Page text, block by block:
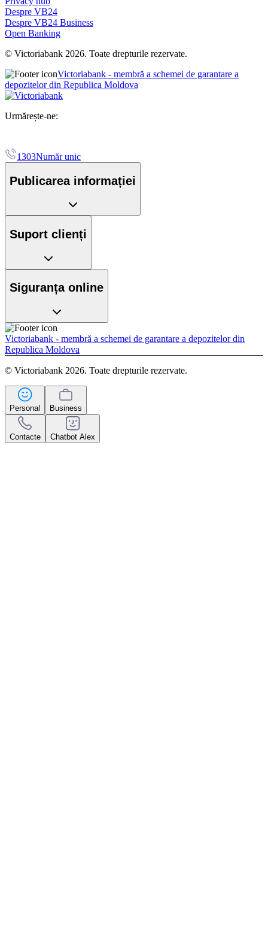
Despre VB24
Despre VB24 Business
Open Banking
© Victoriabank 2026. Toate drepturile rezervate.
Victoriabank - membră a schemei de garantare a
depozitelor din Republica Moldova
Urmărește-ne:
1303Număr unic
Publicarea informației
Suport clienți
Siguranța online
Victoriabank - membră a schemei de garantare a depozitelor din
Republica Moldova
© Victoriabank 2026. Toate drepturile rezervate.
Personal Business
Contacte Chatbot Alex